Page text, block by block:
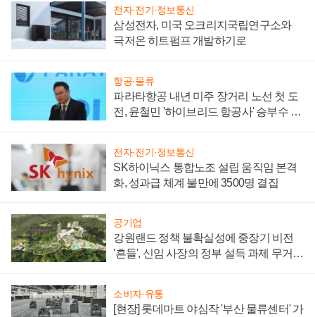
전자·전기·정보통신
삼성전자, 미국 오크리지국립연구소와
극저온 히트펌프 개발하기로
항공·물류
파라타항공 내년 미주 장거리 노선 첫 도
전, 윤철민 '하이브리드 항공사' 승부수 통
전자·전기·정보통신
SK하이닉스 통합노조 설립 움직임 본격
화, 성과급 체계 불만에 3500명 결집
공기업
강원랜드 정책 불확실성에 중장기 비전
'흔들', 신임 사장의 정부 설득 과제 무거워
소비자·유통
[현장] 롯데마트 야심작 '부산 물류센터' 가